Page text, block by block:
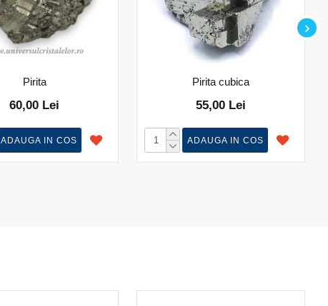
Pirita
60,00 Lei
ADAUGA IN COS
Pirita cubica
55,00 Lei
ADAUGA IN COS